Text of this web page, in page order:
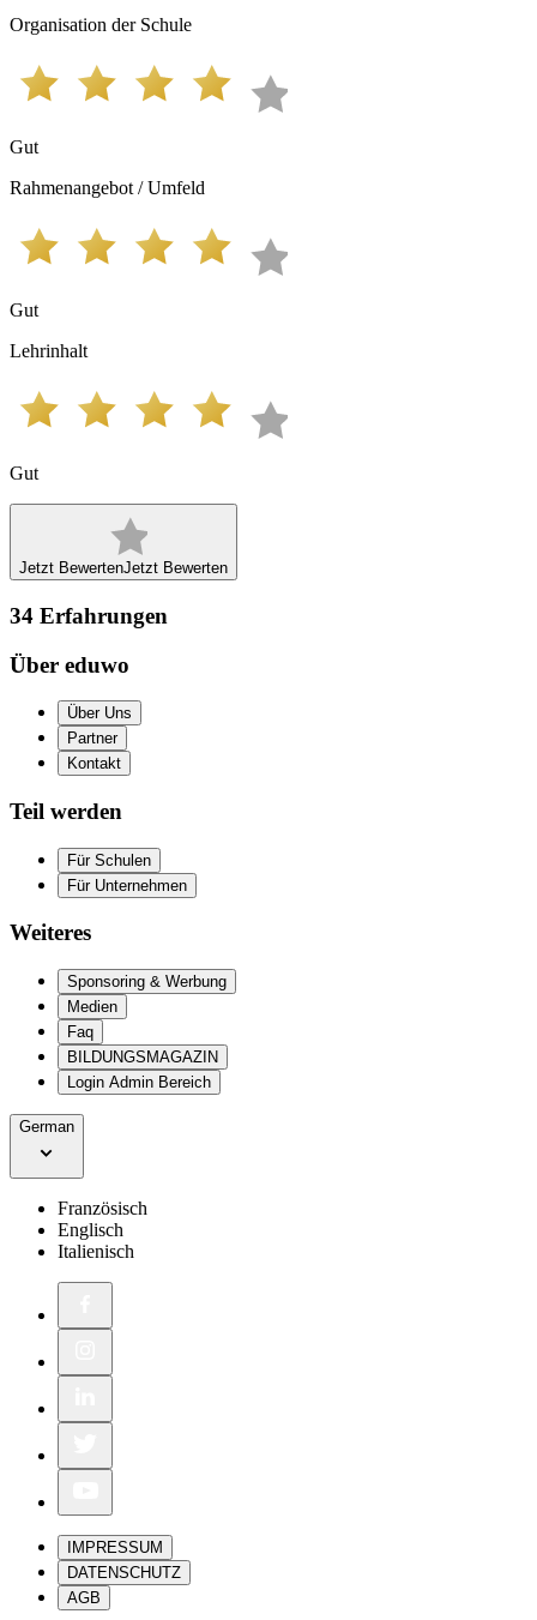
Organisation der Schule
Gut
Rahmenangebot / Umfeld
Gut
Lehrinhalt
Gut
Jetzt BewertenJetzt Bewerten
34 Erfahrungen
Über eduwo
Über Uns
Partner
Kontakt
Teil werden
Für Schulen
Für Unternehmen
Weiteres
Sponsoring & Werbung
Medien
Faq
BILDUNGSMAGAZIN
Login Admin Bereich
German
Französisch
Englisch
Italienisch
IMPRESSUM
DATENSCHUTZ
AGB